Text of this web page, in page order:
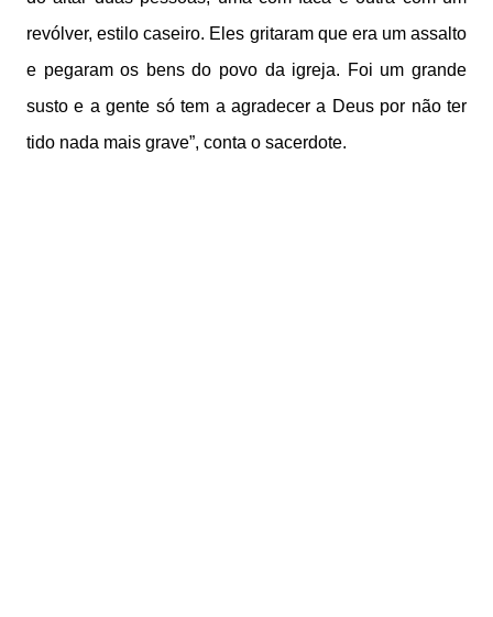
revólver, estilo caseiro. Eles gritaram que era um assalto
e pegaram os bens do povo da igreja. Foi um grande
susto e a gente só tem a agradecer a Deus por não ter
tido nada mais grave”, conta o sacerdote.